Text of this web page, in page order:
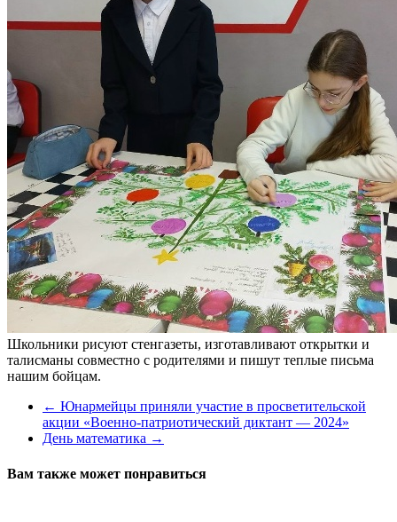
Школьники рисуют стенгазеты, изготавливают открытки и
талисманы совместно с родителями и пишут теплые письма
нашим бойцам.
← Юнармейцы приняли участие в просветительской
акции «Военно-патриотический диктант — 2024»
День математика →
Вам также может понравиться